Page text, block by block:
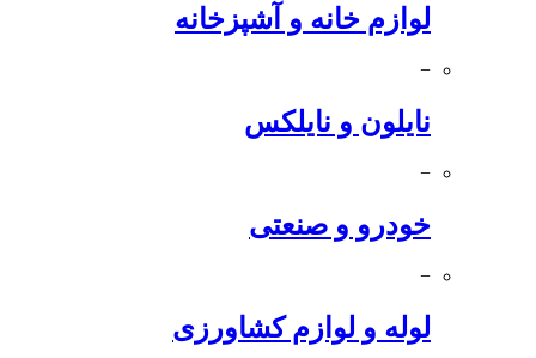
لوازم خانه و آشپزخانه
−
نایلون و نایلکس
−
خودرو و صنعتی
−
لوله و لوازم کشاورزی